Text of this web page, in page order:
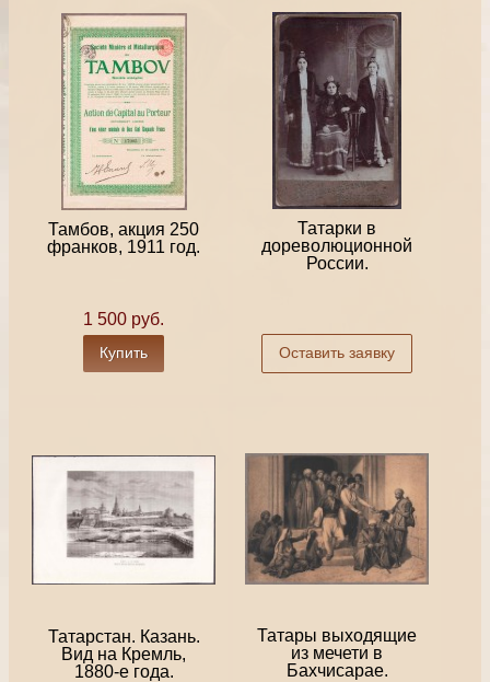
Тамбов, акция 250
франков, 1911 год.
1 500 руб.
Купить
Татарки в
дореволюционной
России.
Оставить заявку
Татарстан. Казань.
Вид на Кремль,
1880-е года.
Татары выходящие
из мечети в
Бахчисарае.